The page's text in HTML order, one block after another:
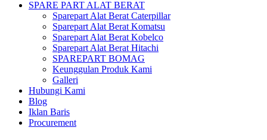
SPARE PART ALAT BERAT
Sparepart Alat Berat Caterpillar
Sparepart Alat Berat Komatsu
Sparepart Alat Berat Kobelco
Sparepart Alat Berat Hitachi
SPAREPART BOMAG
Keunggulan Produk Kami
Galleri
Hubungi Kami
Blog
Iklan Baris
Procurement